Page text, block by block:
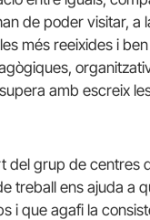
de poder visitar, a
més reeixides i
amb escreix
grup de centres
treball ens ajuda a
i que agafi la